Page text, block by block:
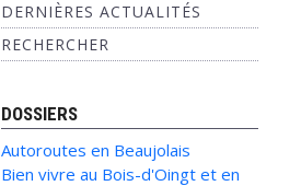
DERNIÈRES ACTUALITÉS
RECHERCHER
DOSSIERS
Autoroutes en Beaujolais
Bien vivre au Bois-d'Oingt et en